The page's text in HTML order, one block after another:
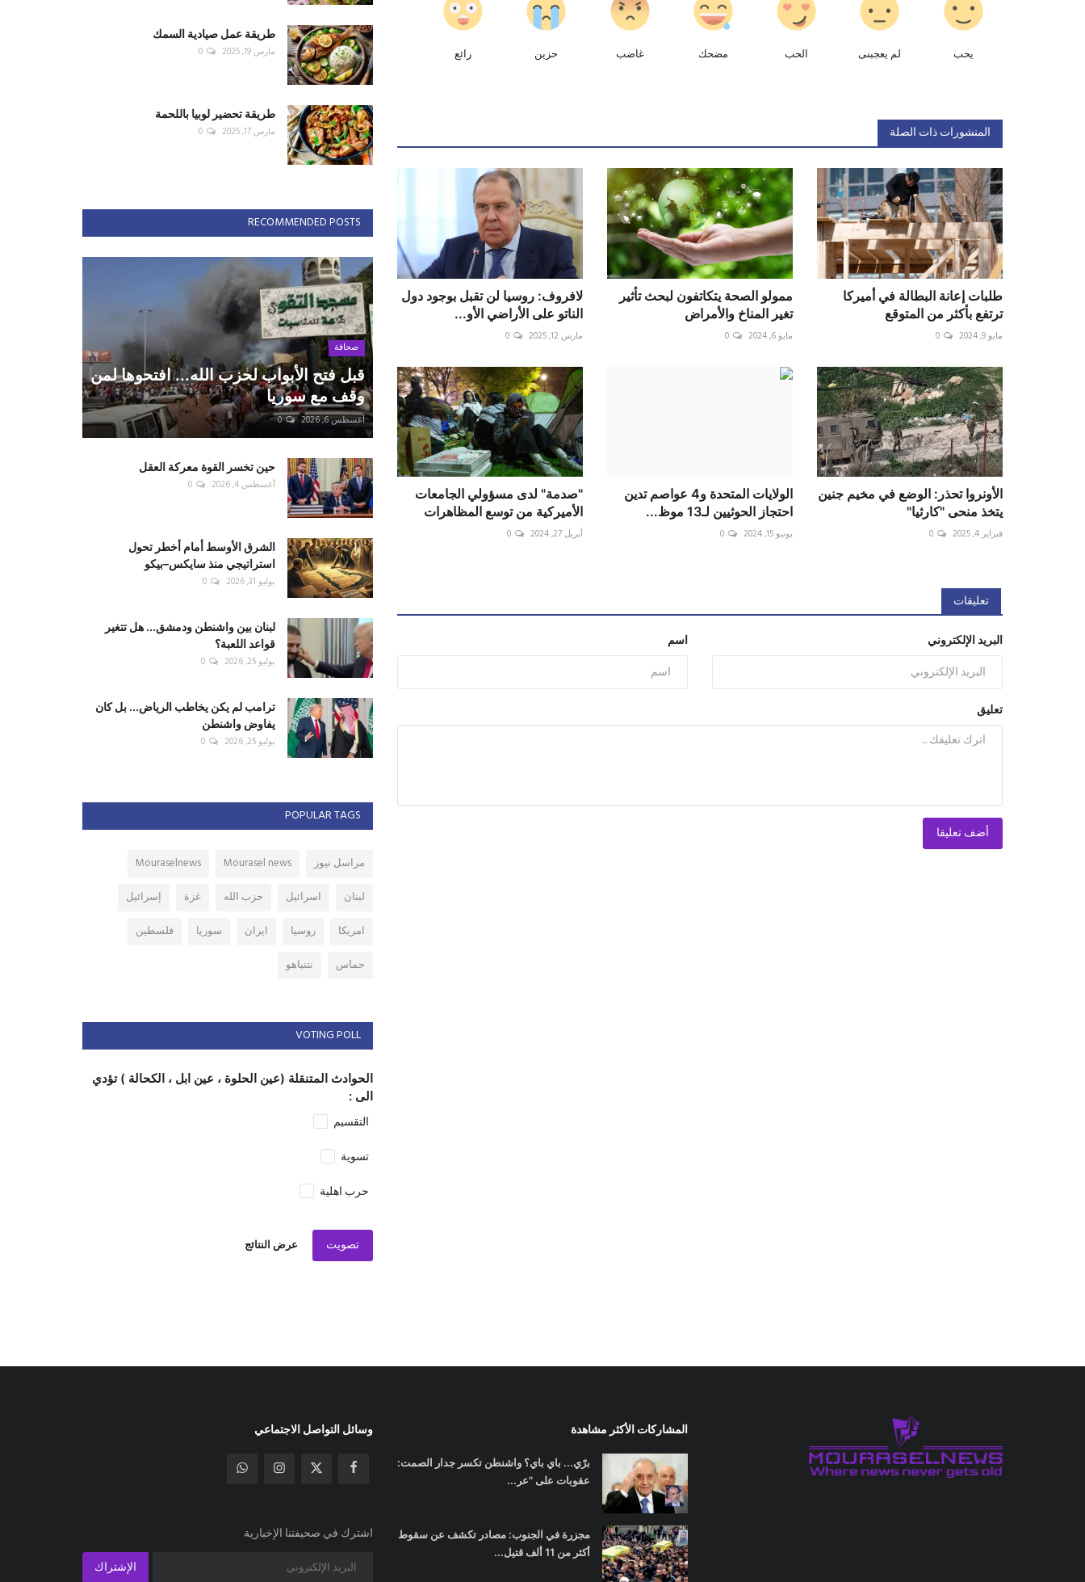
يحب لم يعجبنى الحب مضحك غاضب حزين رائع
المنشورات ذات الصلة
طلبات إعانة البطالة في أميركا
ترتفع بأكثر من المتوقع
مايو 9, 2024 0
ممولو الصحة يتكاتفون لبحث تأثير
تغير المناخ والأمراض
مايو 6, 2024 0
لافروف: روسيا لن تقبل بوجود دول
الناتو على الأراضي الأو...
مارس 12, 2025 0
الأونروا تحذر: الوضع في مخيم جنين
يتخذ منحى "كارثيا"
فبراير 4, 2025 0
الولايات المتحدة و4 عواصم تدين
احتجاز الحوثيين لـ13 موظ...
يونيو 15, 2024 0
"صدمة" لدى مسؤولي الجامعات
الأميركية من توسع المظاهرات
أبريل 27, 2024 0
تعليقات
اسم البريد الإلكتروني
تعليق
أضف تعليقا
طريقة عمل صيادية السمك
مارس 19, 2025 0
طريقة تحضير لوبيا باللحمة
مارس 17, 2025 0
RECOMMENDED POSTS
صحافة
قبل فتح الأبواب لحزب الله... افتحوها لمن
وقف مع سوريا
أغسطس 6, 2026 0
حين تخسر القوة معركة العقل
أغسطس 4, 2026 0
الشرق الأوسط أمام أخطر تحول
استراتيجي منذ سايكس–بيكو
يوليو 31, 2026 0
لبنان بين واشنطن ودمشق... هل تتغير
قواعد اللعبة؟
يوليو 25, 2026 0
ترامب لم يكن يخاطب الرياض... بل كان
يفاوض واشنطن
يوليو 25, 2026 0
POPULAR TAGS
مراسل نيوز Mourasel news
Mouraselnews
لبنان
اسرائيل حزب الله غزة
إسرائيل
امريكا
روسيا ايران سوريا
فلسطين
حماس
نتنياهو
VOTING POLL
الحوادث المتنقلة (عين الحلوة ، عين ابل ، الكحالة ) تؤدي
الى :
التقسيم
تسوية
حرب اهلية
تصويت عرض النتائج
المشاركات الأكثر مشاهدة
برّي... باي باي؟ واشنطن تكسر جدار الصمت:
عقوبات على "عر...
مجزرة في الجنوب: مصادر تكشف عن سقوط
أكثر من 11 ألف قتيل...
وسائل التواصل الاجتماعي
اشترك في صحيفتنا الإخبارية
الإشتراك